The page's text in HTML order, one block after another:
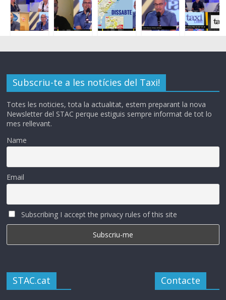
Subscriu-te a les notícies del Taxi!
Totes les noticies, tota la actualitat, estem preparant la nova
Newsletter del STAC perque estiguis sempre informat de tot lo
mes rellevant.
Name
Email
Subscribing I accept the privacy rules of this site
STAC.cat Contacte